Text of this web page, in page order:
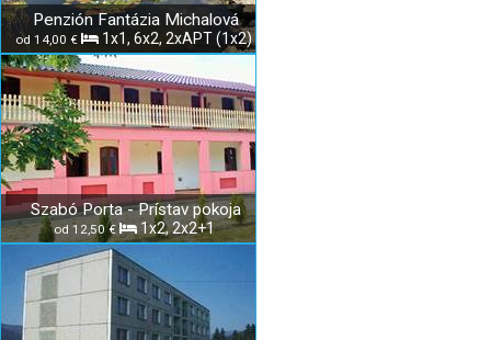
Penzión Fantázia Michalová
od 14,00 € 1x1, 6x2, 2xAPT (1x2)
Szabó Porta - Prístav pokoja
od 12,50 € 1x2, 2x2+1